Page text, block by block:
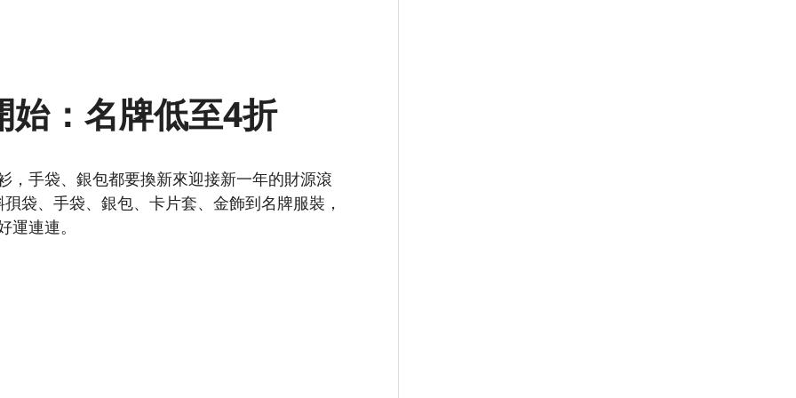
始：名牌低至4折
，手袋、銀包都要換新來迎接新一年的財源滾
袋、手袋、銀包、卡片套、金飾到名牌服裝，
連連。